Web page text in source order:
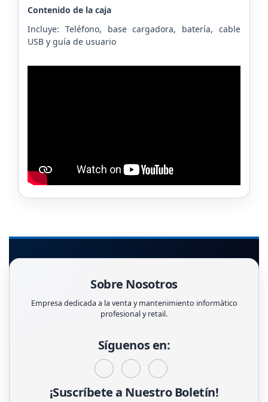
Contenido de la caja
Incluye: Teléfono, base cargadora, batería, cable
USB y guía de usuario
Sobre Nosotros
Empresa dedicada a la venta y mantenimiento informàtico
profesional y retail.
Síguenos en:
¡Suscríbete a Nuestro Boletín!